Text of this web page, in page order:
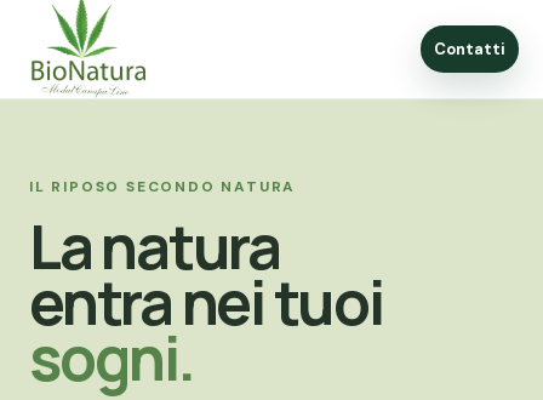
IL RIPOSO SECONDO NATURA
La natura
entra nei tuoi
sogni.